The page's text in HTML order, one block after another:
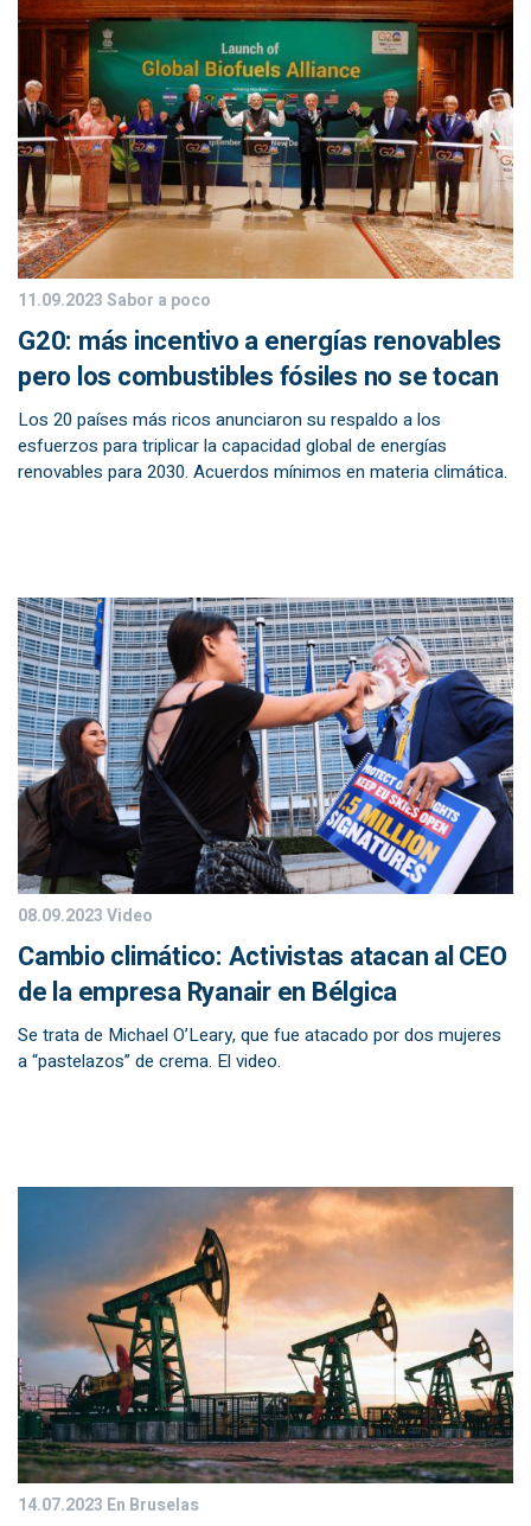
11.09.2023Sabor a poco
G20: más incentivo a energías renovables
pero los combustibles fósiles no se tocan
Los 20 países más ricos anunciaron su respaldo a los
esfuerzos para triplicar la capacidad global de energías
renovables para 2030. Acuerdos mínimos en materia climática.
08.09.2023Video
Cambio climático: Activistas atacan al CEO
de la empresa Ryanair en Bélgica
Se trata de Michael O’Leary, que fue atacado por dos mujeres
a “pastelazos” de crema. El video.
14.07.2023 En Bruselas